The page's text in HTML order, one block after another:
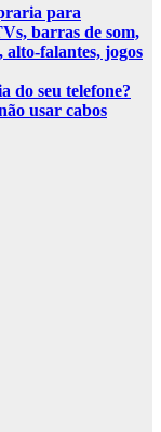
para
barras de som,
alto-falantes, jogos
do seu telefone?
usar cabos